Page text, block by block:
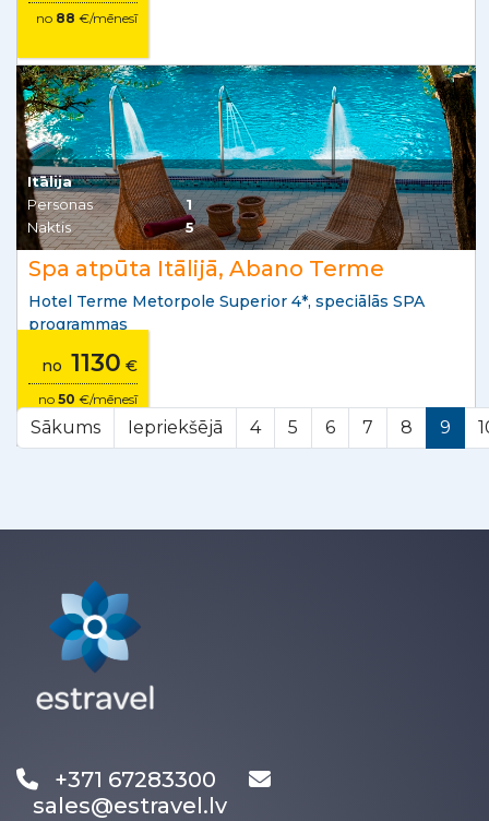
no 88 €/mēnesī
Itālija
Personas
1
Naktis
5
Spa atpūta Itālijā, Abano Terme
Hotel Terme Metorpole Superior 4*, speciālās SPA
programmas
no 1130 €
no 50 €/mēnesī
Sākums Iepriekšējā 4 5 6 7 8 9
+371 67283300
sales@estravel.lv